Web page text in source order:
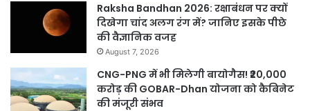
Raksha Bandhan 2026: रक्षाबंधन पर क्यों
दिखेगा चांद अलग रंग में? जानिए इसके पीछे
की वैज्ञानिक वजह
August 7, 2026
CNG-PNG में भी मिलेगी बायोगैस! ₹20,000
करोड़ की GOBAR-Dhan योजना को कैबिनेट
की मंजूरी संभव